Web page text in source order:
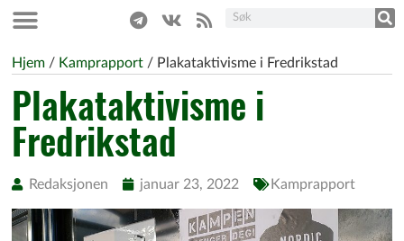
Hjem / Kamprapport / Plakataktivisme i Fredrikstad
Plakataktivisme i
Fredrikstad
Redaksjonen januar 23, 2022 Kamprapport